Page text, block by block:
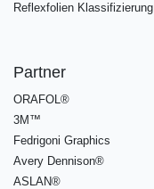
Reflexfolien Klassifizierung
Partner
ORAFOL®
3M™
Fedrigoni Graphics
Avery Dennison®
ASLAN®